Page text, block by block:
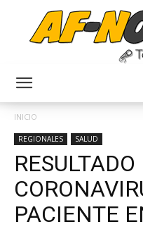
INICIO
REGIONALES SALUD
PACIENTE